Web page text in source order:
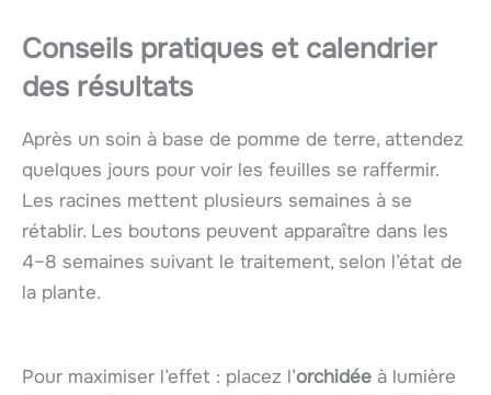
Conseils pratiques et calendrier
des résultats
Après un soin à base de pomme de terre, attendez
quelques jours pour voir les feuilles se raffermir.
Les racines mettent plusieurs semaines à se
rétablir. Les boutons peuvent apparaître dans les
4–8 semaines suivant le traitement, selon l’état de
la plante.
Pour maximiser l’effet : placez l’orchidée à lumière